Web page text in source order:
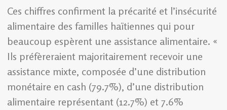
Ces chiffres confirment la précarité et l’insécurité
alimentaire des familles haïtiennes qui pour
beaucoup espèrent une assistance alimentaire. «
Ils préfèreraient majoritairement recevoir une
assistance mixte, composée d’une distribution
monétaire en cash (79.7%), d’une distribution
alimentaire représentant (12.7%) et 7.6%